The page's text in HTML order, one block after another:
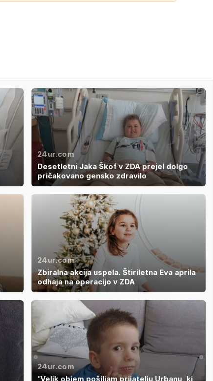
24ur.com
Desetletni Jaka Škof v ZDA prejel dolgo
pričakovano gensko zdravilo
24ur.com
Zbiralna akcija uspela. Štiriletna Eva aprila
odhaja na operacijo v ZDA
24ur.com
'Velik objem pošiljam prijatelju Urbanu, ki